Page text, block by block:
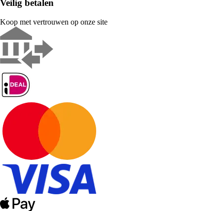
Veilig betalen
Koop met vertrouwen op onze site